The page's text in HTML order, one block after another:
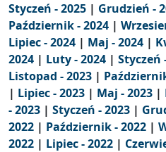
Styczeń - 2025 | Grudzień -
Październik - 2024 |
Lipiec - 2024 | Maj - 2024 |
2024 | Luty - 2024 | Styczeń
Listopad - 2023 |
| Lipiec - 2023 | Maj - 2023 |
- 2023 | Styczeń - 2023 |
2022 | Październik - 2022 |
2022 | Lipiec - 2022 |